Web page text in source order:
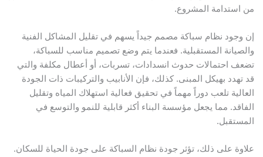
من استدامة المشروع.
إن وجود نظام سباكة مصمم جيداً يسهم في تقليل المشاكل الفنية
والصيانة المستقبلية. فعندما يتم وضع تصميم مناسب للسباكة،
تضعف احتمالات حدوث انسدادات، تسربات، أو أعطال مكلفة والتي
قد تهدد بهيكل المبنى. كذلك، فإن الأنابيب والتركيبات ذات الجودة
العالية تلعب دوراً مهماً في تحقيق فعالية استهلاك المياه وتقليل
الفاقد. مما يجعل مؤسسة البناء أكثر قابلية للنمو والتوسع في
المستقبل.
علاوة على ذلك، تؤثر جودة نظام السباكة على جودة الحياة للسكان.